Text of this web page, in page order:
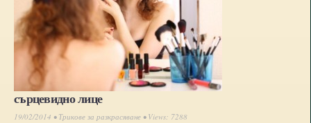
сърцевидно лице
19/02/2014 • Трикове за разкрасяване • Views: 7288